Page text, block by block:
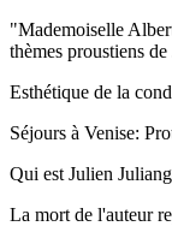
"Mademoiselle
thèmes proustiens
Esthétique de la
Séjours à Venise:
Qui est Julien
La mort de l'auteur